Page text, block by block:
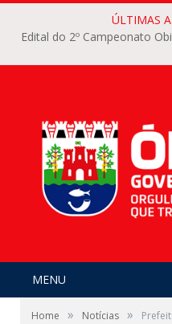
ÚLTIMAS
Edital do 2º Campeonato
MENU
Home » Notícias »